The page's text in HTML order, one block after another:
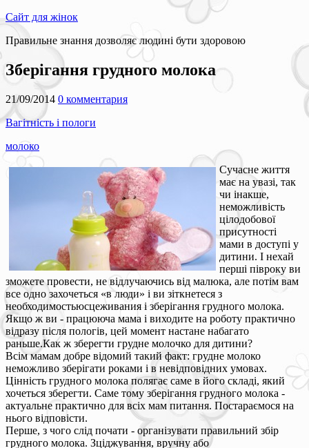
Сайт для жінок
Правильне знання дозволяє людині бути здоровою
Зберігання грудного молока
21/09/2014 0 комментария
Вагітність і пологи
молоко
Сучасне життя
має на увазі, так
чи інакше,
неможливість
цілодобової
присутності
мами в доступі у
дитини. І нехай
перші півроку ви
зможете провести, не відлучаючись від малюка, але потім вам
все одно захочеться «в люди» і ви зіткнетеся з
необходимостьюсцеживания і зберігання грудного молока.
Якщо ж ви - працююча мама і виходите на роботу практично
відразу після пологів, цей момент настане набагато
раньше.Как ж зберегти грудне молочко для дитини?
Всім мамам добре відомий такий факт: грудне молоко
неможливо зберігати роками і в невідповідних умовах.
Цінність грудного молока полягає саме в його складі, який
хочеться зберегти. Саме тому зберігання грудного молока -
актуальне практично для всіх мам питання. Постараємося на
нього відповісти.
Перше, з чого слід почати - організувати правильний збір
грудного молока. Зціджування, вручну або